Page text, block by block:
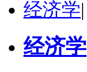
经济学|
经济学